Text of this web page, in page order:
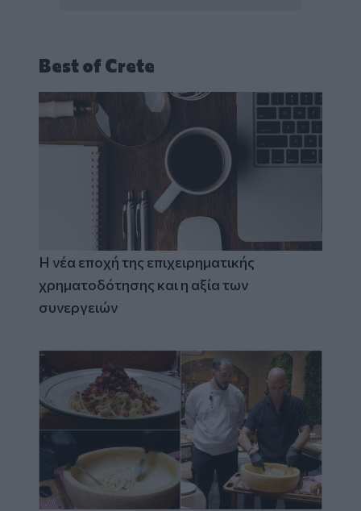
Best of Crete
Η νέα εποχή της επιχειρηματικής
χρηματοδότησης και η αξία των
συνεργειών